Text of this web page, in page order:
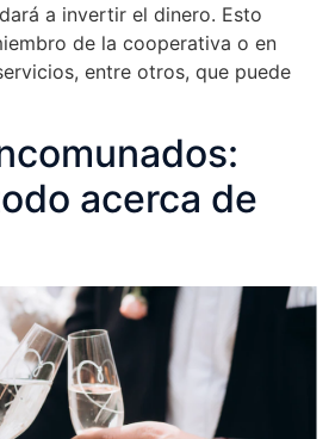
a invertir el dinero. Esto
de la cooperativa o en
entre otros, que puede
acerca de